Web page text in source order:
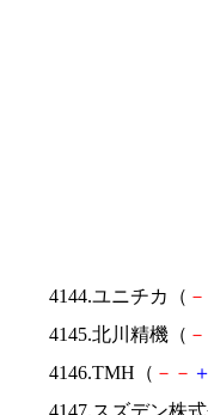
4144.ユニチカ（ －
4145.北川精機（ －
4146.TMH（ － －
4147.スズデン株